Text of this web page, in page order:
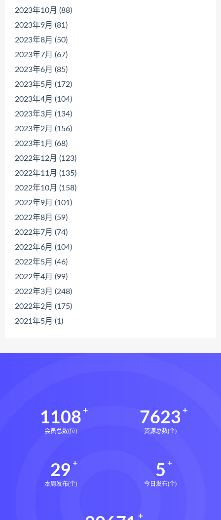
2023年10月 (88)
2023年9月 (81)
2023年8月 (50)
2023年7月 (67)
2023年6月 (85)
2023年5月 (172)
2023年4月 (104)
2023年3月 (134)
2023年2月 (156)
2023年1月 (68)
2022年12月 (123)
2022年11月 (135)
2022年10月 (158)
2022年9月 (101)
2022年8月 (59)
2022年7月 (74)
2022年6月 (104)
2022年5月 (46)
2022年4月 (99)
2022年3月 (248)
2022年2月 (175)
2021年5月 (1)
1108
会员总数(位)
7623
资源总数(个)
29
本周发布(个)
5
今日发布(个)